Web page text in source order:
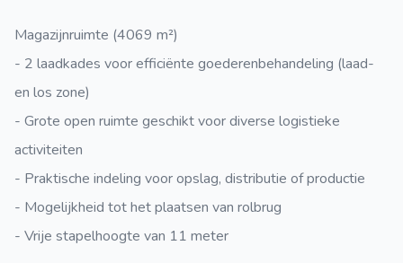
Magazijnruimte (4069 m²)
- 2 laadkades voor efficiënte goederenbehandeling (laad-
en los zone)
- Grote open ruimte geschikt voor diverse logistieke
activiteiten
- Praktische indeling voor opslag, distributie of productie
- Mogelijkheid tot het plaatsen van rolbrug
- Vrije stapelhoogte van 11 meter